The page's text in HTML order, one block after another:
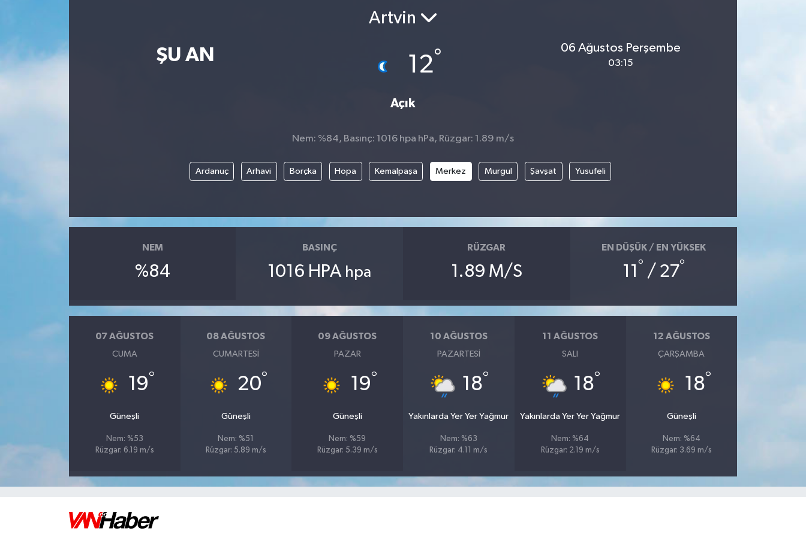
ŞU AN
Artvin
12°
Açık
06 Ağustos Perşembe
03:15
Nem: %84, Basınç: 1016 hpa hPa, Rüzgar: 1.89 m/s
Ardanuç Arhavi Borçka Hopa Kemalpaşa Merkez Murgul Şavşat Yusufeli
NEM
%84
BASINÇ
1016 HPA hpa
RÜZGAR
1.89 M/S
EN DÜŞÜK / EN YÜKSEK
11 ° / 27°
07 AĞUSTOS
CUMA
19°
Güneşli
Nem: %53
Rüzgar: 6.19 m/s
08 AĞUSTOS
CUMARTESI
20°
Güneşli
Nem: %51
Rüzgar: 5.89 m/s
09 AĞUSTOS
PAZAR
19°
Güneşli
Nem: %59
Rüzgar: 5.39 m/s
10 AĞUSTOS
PAZARTESI
18°
Yakınlarda Yer Yer Yağmur
Nem: %63
Rüzgar: 4.11 m/s
11 AĞUSTOS
SALI
18°
Yakınlarda Yer Yer Yağmur
Nem: %64
Rüzgar: 2.19 m/s
12 AĞUSTOS
ÇARŞAMBA
18°
Güneşli
Nem: %64
Rüzgar: 3.69 m/s